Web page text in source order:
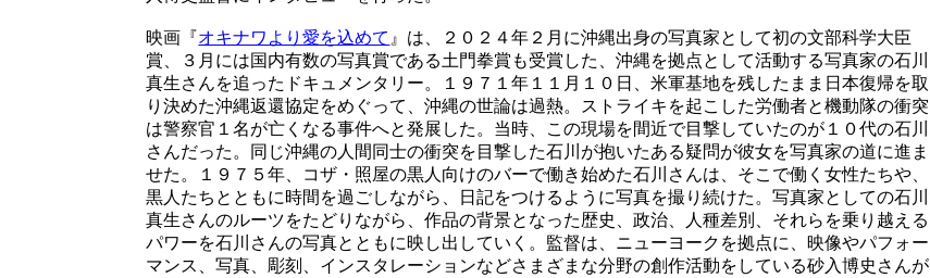
映画『オキナワより愛を込めて 』は、２０２４年２月に沖縄出身の写真家として初の文部科学大臣
賞、３月には国内有数の写真賞である土門拳賞も受賞した、沖縄を拠点として活動する写真家の石川
真生さんを追ったドキュメンタリー。１９７１年１１月１０日、米軍基地を残したまま日本復帰を取
り決めた沖縄返還協定をめぐって、沖縄の世論は過熱。ストライキを起こした労働者と機動隊の衝突
は警察官１名が亡くなる事件へと発展した。当時、この現場を間近で目撃していたのが１０代の石川
さんだった。同じ沖縄の人間同士の衝突を目撃した石川が抱いたある疑問が彼女を写真家の道に進ま
せた。１９７５年、コザ・照屋の黒人向けのバーで働き始めた石川さんは、そこで働く女性たちや、
黒人たちとともに時間を過ごしながら、日記をつけるように写真を撮り続けた。写真家としての石川
真生さんのルーツをたどりながら、作品の背景となった歴史、政治、人種差別、それらを乗り越える
パワーを石川さんの写真とともに映し出していく。監督は、ニューヨークを拠点に、映像やパフォー
マンス、写真、彫刻、インスタレーションなどさまざまな分野の創作活動をしている砂入博史さんが